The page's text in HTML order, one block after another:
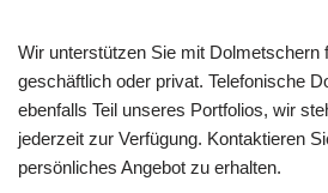
Wir unterstützen Sie mit Dolmetschern
geschäftlich oder privat. Telefonische
ebenfalls Teil unseres Portfolios, wir
jederzeit zur Verfügung. Kontaktieren
persönliches Angebot zu erhalten.